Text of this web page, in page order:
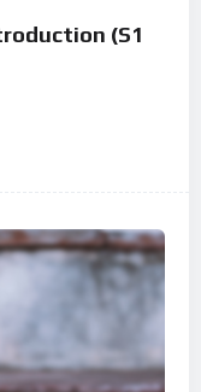
(S1